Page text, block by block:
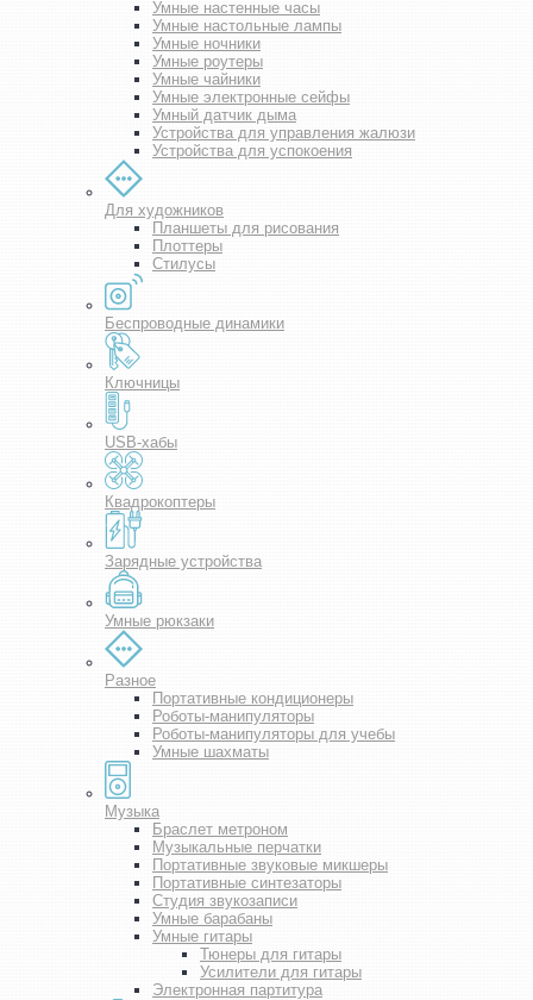
Умные настенные часы
Умные настольные лампы
Умные ночники
Умные роутеры
Умные чайники
Умные электронные сейфы
Умный датчик дыма
Устройства для управления жалюзи
Устройства для успокоения
Для художников
Планшеты для рисования
Плоттеры
Стилусы
Беспроводные динамики
Ключницы
USB-хабы
Квадрокоптеры
Зарядные устройства
Умные рюкзаки
Разное
Портативные кондиционеры
Роботы-манипуляторы
Роботы-манипуляторы для учебы
Умные шахматы
Музыка
Браслет метроном
Музыкальные перчатки
Портативные звуковые микшеры
Портативные синтезаторы
Студия звукозаписи
Умные барабаны
Умные гитары
Тюнеры для гитары
Усилители для гитары
Электронная партитура